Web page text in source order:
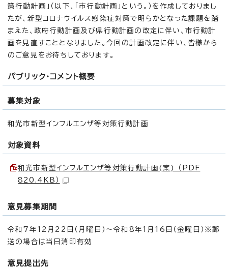
策行動計画」（以下、「市行動計画」という。）を作成しておりまし
たが、新型コロナウイルス感染症対策で明らかとなった課題を踏
まえた、政府行動計画及び県行動計画の改定に伴い、市行動計
画を見直すこととなりました。今回の計画改定に伴い、皆様から
のご意見をお待ちしております。
パブリック・コメント概要
募集対象
和光市新型インフルエンザ等対策行動計画
対象資料
和光市新型インフルエンザ等対策行動計画(案) （PDF
820.4KB）
意見募集期間
令和7年12月22日（月曜日）～令和8年1月16日（金曜日）※郵
送の場合は当日消印有効
意見提出先